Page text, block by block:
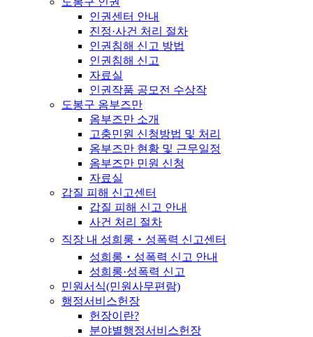
인권센터 안내
진정·사건 처리 절차
인권침해 신고 방법
인권침해 신고
자료실
인권작품 공모전 수상작
도봉구 옴부즈만
옴부즈만 소개
고충민원 신청방법 및 처리
옴부즈만 현황 및 근무일정
옴부즈만 민원 신청
자료실
갑질 피해 신고센터
갑질 피해 신고 안내
사건 처리 절차
직장 내 성희롱‧성폭력 신고센터
성희롱‧성폭력 신고 안내
성희롱·성폭력 신고
민원서식(민원사무편람)
행정서비스헌장
헌장이란?
분야별행정서비스헌장